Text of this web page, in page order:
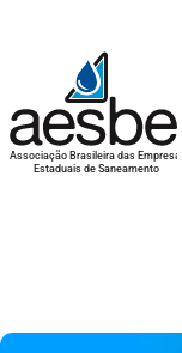
Associação Brasileira das Empresas
Estaduais de Saneamento